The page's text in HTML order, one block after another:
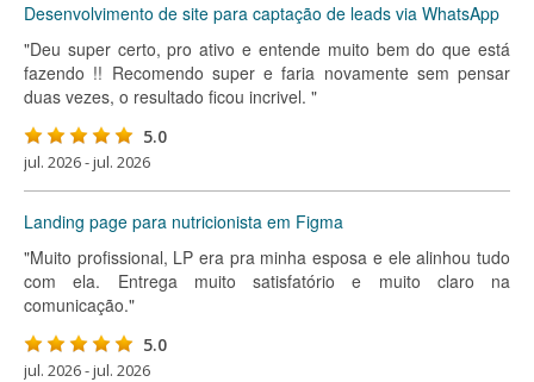
Desenvolvimento de site para captação de leads via WhatsApp
"Deu super certo, pro ativo e entende muito bem do que está
fazendo !! Recomendo super e faria novamente sem pensar
duas vezes, o resultado ficou incrivel. "
5.0
jul. 2026 - jul. 2026
Landing page para nutricionista em Figma
"Muito profissional, LP era pra minha esposa e ele alinhou tudo
com ela. Entrega muito satisfatório e muito claro na
comunicação."
5.0
jul. 2026 - jul. 2026